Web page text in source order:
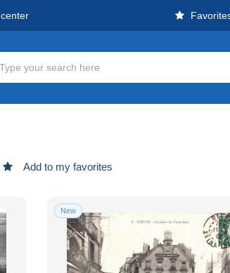
Add to my favorites
New